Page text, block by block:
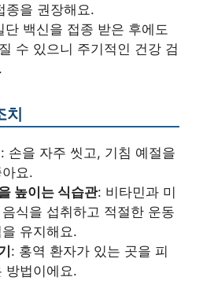
종을 권장해요.
단 백신을 접종 받은 후에도
수 있으니 주기적인 건강 검
치
: 손을 자주 씻고, 기침 예절을
요.
높이는 식습관: 비타민과 미
식을 섭취하고 적절한 운동
유지해요.
: 홍역 환자가 있는 곳을 피
방법이에요.